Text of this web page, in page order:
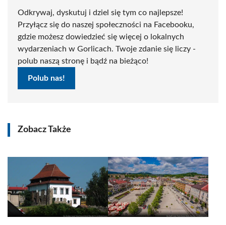
Odkrywaj, dyskutuj i dziel się tym co najlepsze!
Przyłącz się do naszej społeczności na Facebooku,
gdzie możesz dowiedzieć się więcej o lokalnych
wydarzeniach w Gorlicach. Twoje zdanie się liczy -
polub naszą stronę i bądź na bieżąco!
Polub nas!
Zobacz Także